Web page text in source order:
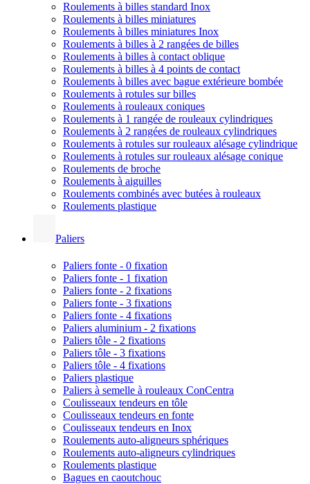
Roulements à billes standard Inox
Roulements à billes miniatures
Roulements à billes miniatures Inox
Roulements à billes à 2 rangées de billes
Roulements à billes à contact oblique
Roulements à billes à 4 points de contact
Roulements à billes avec bague extérieure bombée
Roulements à rotules sur billes
Roulements à rouleaux coniques
Roulements à 1 rangée de rouleaux cylindriques
Roulements à 2 rangées de rouleaux cylindriques
Roulements à rotules sur rouleaux alésage cylindrique
Roulements à rotules sur rouleaux alésage conique
Roulements de broche
Roulements à aiguilles
Roulements combinés avec butées à rouleaux
Roulements plastique
Paliers
Paliers fonte - 0 fixation
Paliers fonte - 1 fixation
Paliers fonte - 2 fixations
Paliers fonte - 3 fixations
Paliers fonte - 4 fixations
Paliers aluminium - 2 fixations
Paliers tôle - 2 fixations
Paliers tôle - 3 fixations
Paliers tôle - 4 fixations
Paliers plastique
Paliers à semelle à rouleaux ConCentra
Coulisseaux tendeurs en tôle
Coulisseaux tendeurs en fonte
Coulisseaux tendeurs en Inox
Roulements auto-aligneurs sphériques
Roulements auto-aligneurs cylindriques
Roulements plastique
Bagues en caoutchouc